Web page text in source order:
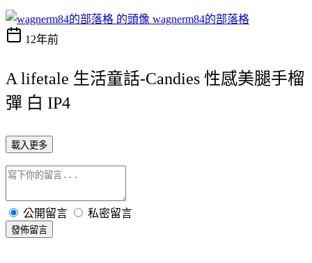
wagnerm84的部落格
12年前
A lifetale 生活童話-Candies 性感美腿手榴
彈 白 IP4
載入更多
公開留言 私密留言
發佈留言